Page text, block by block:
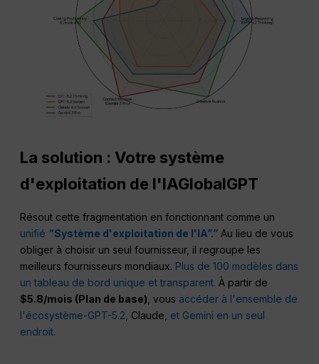
La solution : Votre système
d'exploitation de l'IAGlobalGPT
Résout cette fragmentation en fonctionnant comme un
unifié “Système d'exploitation de l'IA”.” Au lieu de vous
obliger à choisir un seul fournisseur, il regroupe les
meilleurs fournisseurs mondiaux. Plus de 100 modèles dans
un tableau de bord unique et transparent.À partir de
$5.8/mois (Plan de base) , vous accéder à l'ensemble de
l'écosystème-GPT-5.2 , Claude, et Gemini en un seul
endroit.